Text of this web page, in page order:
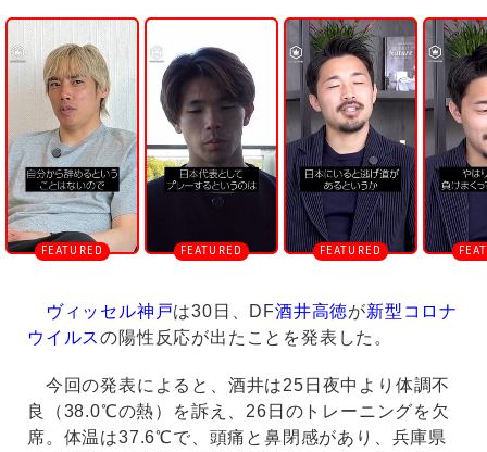
U
n
m
u
t
e
ヴィッセル神戸は30日、DF酒井高徳が新型コロナ
ウイルスの陽性反応が出たことを発表した。
今回の発表によると、酒井は25日夜中より体調不
良（38.0℃の熱）を訴え、26日のトレーニングを欠
席。体温は37.6℃で、頭痛と鼻閉感があり、兵庫県